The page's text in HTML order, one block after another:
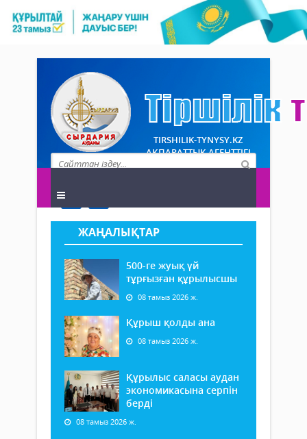
TIRSHILIK-TYNYSY.KZ
АҚПАРАТТЫҚ АГЕНТТІГІ
ЖАҢАЛЫҚТАР
500-ге жуық үй
тұрғызған құрылысшы
08 тамыз 2026 ж.
Құрыш қолды ана
08 тамыз 2026 ж.
Құрылыс саласы аудан
экономикасына серпін
берді
08 тамыз 2026 ж.